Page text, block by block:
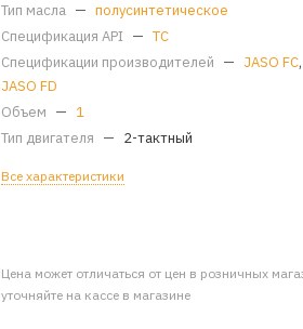
Тип масла — полусинтетическое
Спецификация API — TC
Спецификации производителей — JASO FC,
JASO FD
Объем — 1
Тип двигателя — 2-тактный
Все характеристики
Цена может отличаться от цен в розничных
уточняйте на кассе в магазине